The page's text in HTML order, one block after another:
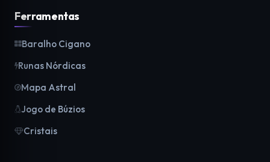
Ferramentas
Baralho Cigano
Runas Nórdicas
Mapa Astral
Jogo de Búzios
Cristais